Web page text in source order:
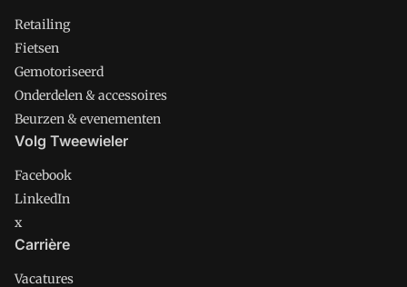
Retailing
Fietsen
Gemotoriseerd
Onderdelen & accessoires
Beurzen & evenementen
Volg Tweewieler
Facebook
LinkedIn
x
Carrière
Vacatures